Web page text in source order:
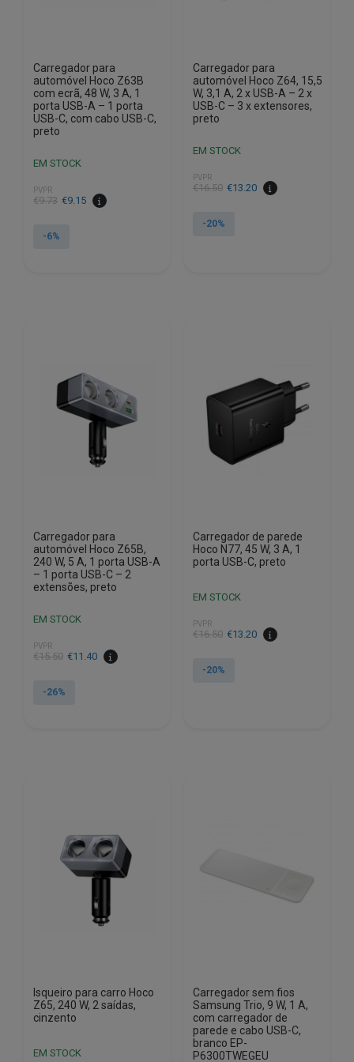
Carregador para
automóvel Hoco Z63B
com ecrã, 48 W, 3 A, 1
porta USB-A – 1 porta
USB-C, com cabo USB-C,
preto
EM STOCK
PVPR
€9.73
O
original
€9.15
O
atual
-6%
Carregador para
automóvel Hoco Z64, 15,5
W, 3,1 A, 2 x USB-A – 2 x
USB-C – 3 x extensores,
preto
EM STOCK
PVPR
€16.50
O
original
€13.20
O
atual
-20%
Carregador para
automóvel Hoco Z65B,
240 W, 5 A, 1 porta USB-A
– 1 porta USB-C – 2
extensões, preto
EM STOCK
PVPR
€15.50
O
original
€11.40
O
atual
-26%
Carregador de parede
Hoco N77, 45 W, 3 A, 1
porta USB-C, preto
EM STOCK
PVPR
€16.50
O
original
€13.20
O
atual
-20%
Isqueiro para carro Hoco
Z65, 240 W, 2 saídas,
cinzento
EM STOCK
Carregador sem fios
Samsung Trio, 9 W, 1 A,
com carregador de
parede e cabo USB-C,
branco EP-
P6300TWEGEU